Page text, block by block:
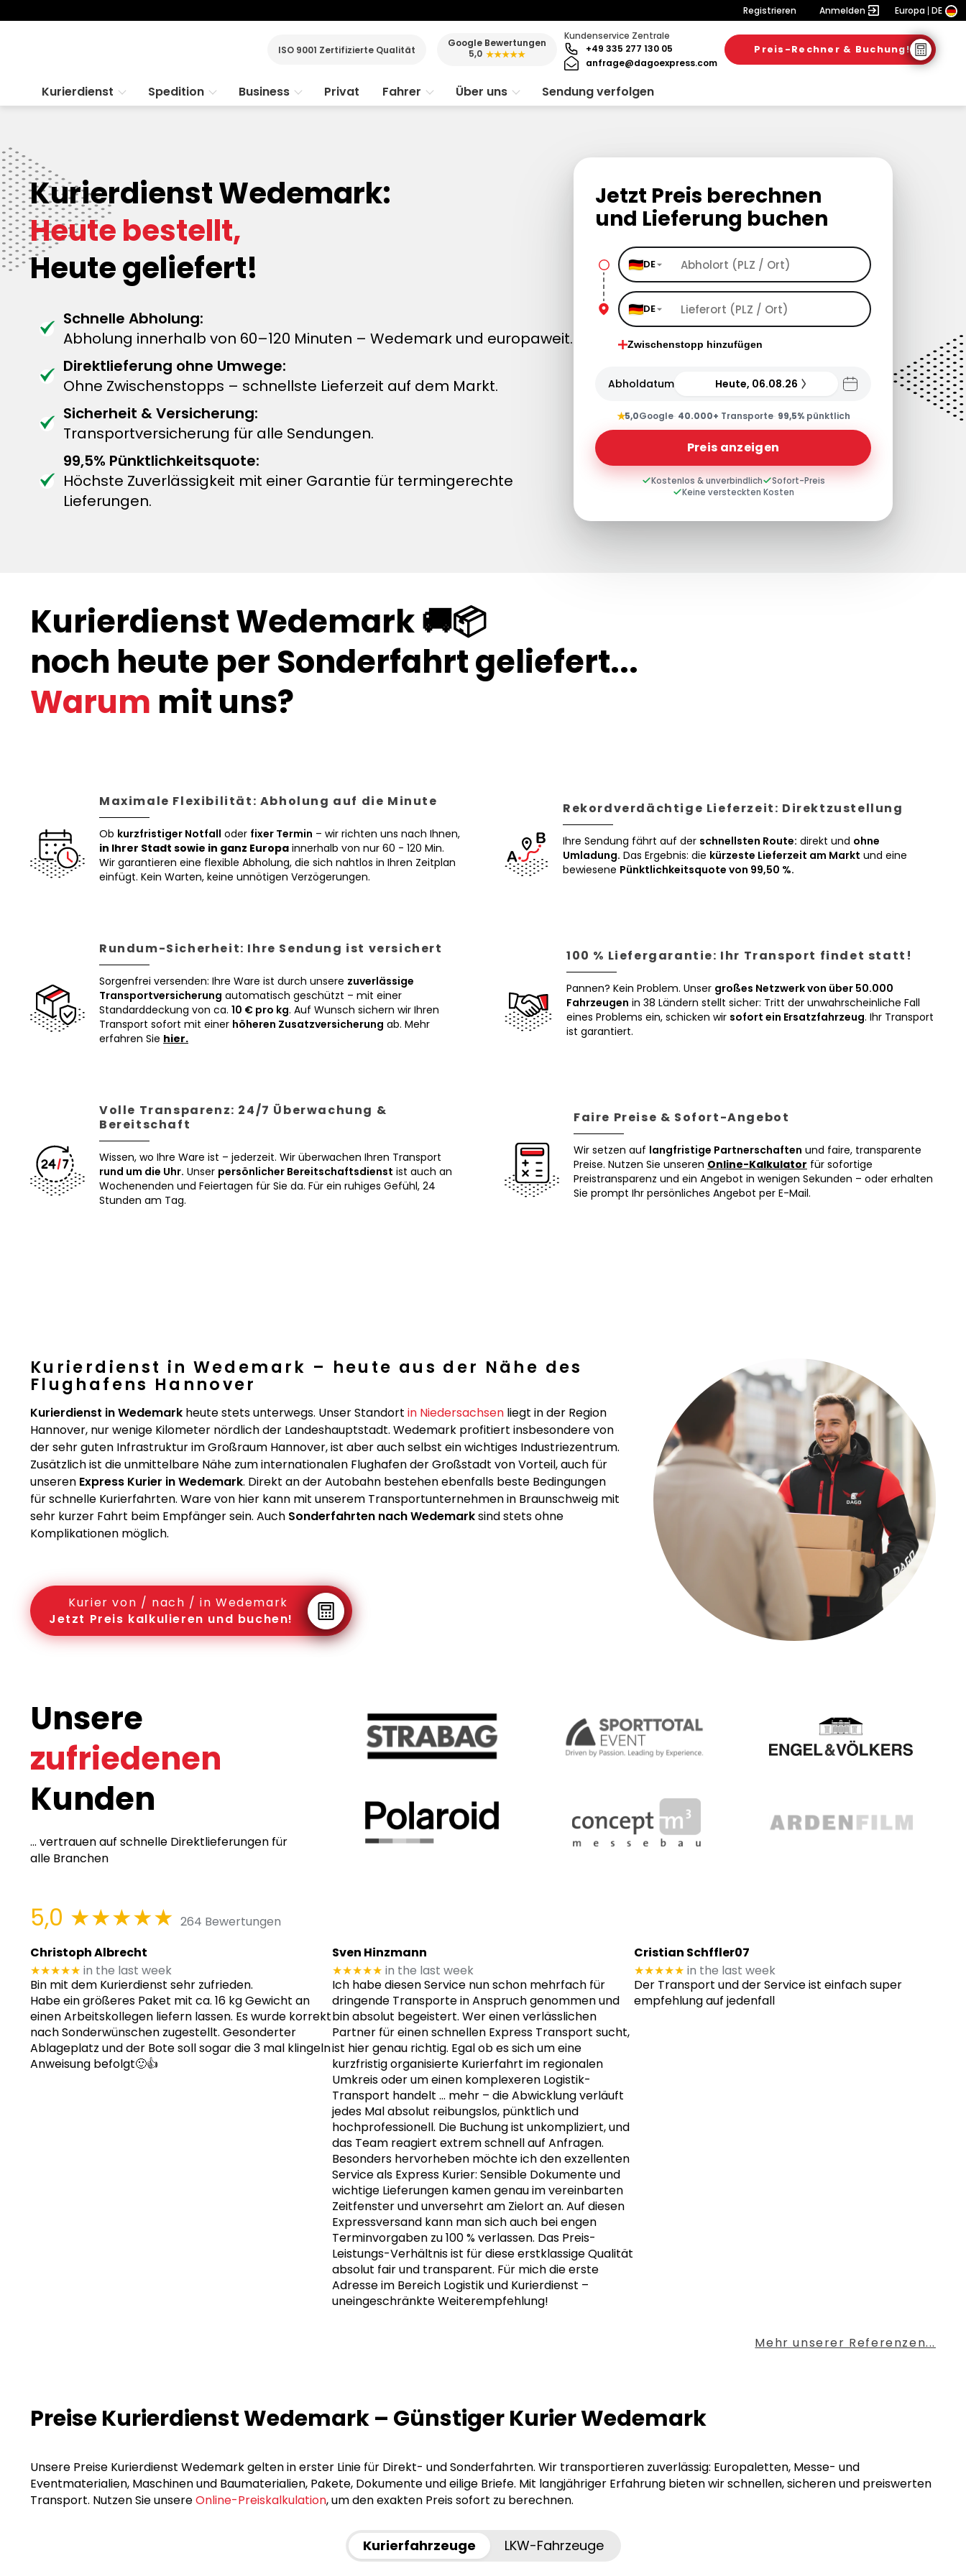
Registrieren Anmelden Europa DE
ISO 9001 Zertifizierte Qualität
Google Bewertungen
5,0 ★★★★★
Kundenservice Zentrale
+49 335 277 130 05
anfrage@dagoexpress.com
Preis-Rechner & Buchung!
Kurierdienst Spedition Business Privat Fahrer Über uns Sendung verfolgen
Kurierdienst Wedemark:
Heute bestellt,
Heute geliefert!
Schnelle Abholung:
Abholung innerhalb von 60–120 Minuten – Wedemark und europaweit.
Direktlieferung ohne Umwege:
Ohne Zwischenstopps – schnellste Lieferzeit auf dem Markt.
Sicherheit & Versicherung:
Transportversicherung für alle Sendungen.
99,5% Pünktlichkeitsquote:
Höchste Zuverlässigkeit mit einer Garantie für termingerechte
Lieferungen.
Jetzt Preis berechnen
und Lieferung buchen
DE
DE
Zwischenstopp hinzufügen
Abholdatum Heute, 06.08.26
★5,0Google· 40.000+ Transporte· 99,5%pünktlich
Preis anzeigen
Kostenlos & unverbindlich
Sofort-Preis
Keine versteckten Kosten
Kurierdienst Wedemark 🚚📦
noch heute per Sonderfahrt geliefert...
Warum mit uns?
Maximale Flexibilität: Abholung auf die Minute
Ob kurzfristiger Notfall oder fixer Termin – wir richten uns nach Ihnen,
in Ihrer Stadt sowie in ganz Europa innerhalb von nur 60 - 120 Min.
Wir garantieren eine flexible Abholung, die sich nahtlos in Ihren Zeitplan
einfügt. Kein Warten, keine unnötigen Verzögerungen.
Rekordverdächtige Lieferzeit: Direktzustellung
Ihre Sendung fährt auf der schnellsten Route: direkt und ohne
Umladung. Das Ergebnis: die kürzeste Lieferzeit am Markt und eine
bewiesene Pünktlichkeitsquote von 99,50 %.
Rundum-Sicherheit: Ihre Sendung ist versichert
Sorgenfrei versenden: Ihre Ware ist durch unsere zuverlässige
Transportversicherung automatisch geschützt – mit einer
Standarddeckung von ca. 10 € pro kg. Auf Wunsch sichern wir Ihren
Transport sofort mit einer höheren Zusatzversicherung ab. Mehr
erfahren Sie hier.
100 % Liefergarantie: Ihr Transport findet statt!
Pannen? Kein Problem. Unser großes Netzwerk von über 50.000
Fahrzeugen in 38 Ländern stellt sicher: Tritt der unwahrscheinliche Fall
eines Problems ein, schicken wir sofort ein Ersatzfahrzeug. Ihr Transport
ist garantiert.
Volle Transparenz: 24/7 Überwachung &
Bereitschaft
Wissen, wo Ihre Ware ist – jederzeit. Wir überwachen Ihren Transport
rund um die Uhr. Unser persönlicher Bereitschaftsdienst ist auch an
Wochenenden und Feiertagen für Sie da. Für ein ruhiges Gefühl, 24
Stunden am Tag.
Faire Preise & Sofort-Angebot
Wir setzen auf langfristige Partnerschaften und faire, transparente
Preise. Nutzen Sie unseren Online-Kalkulator für sofortige
Preistransparenz und ein Angebot in wenigen Sekunden – oder erhalten
Sie prompt Ihr persönliches Angebot per E-Mail.
Kurierdienst in Wedemark – heute aus der Nähe des
Flughafens Hannover
Kurierdienst in Wedemark heute stets unterwegs. Unser Standort in Niedersachsen liegt in der Region
Hannover, nur wenige Kilometer nördlich der Landeshauptstadt. Wedemark profitiert insbesondere von
der sehr guten Infrastruktur im Großraum Hannover, ist aber auch selbst ein wichtiges Industriezentrum.
Zusätzlich ist die unmittelbare Nähe zum internationalen Flughafen der Großstadt von Vorteil, auch für
unseren Express Kurier in Wedemark. Direkt an der Autobahn bestehen ebenfalls beste Bedingungen
für schnelle Kurierfahrten. Ware von hier kann mit unserem Transportunternehmen in Braunschweig mit
sehr kurzer Fahrt beim Empfänger sein. Auch Sonderfahrten nach Wedemarksind stets ohne
Komplikationen möglich.
Kurier von / nach / in Wedemark
Jetzt Preis kalkulieren und buchen!
Unsere
zufriedenen
Kunden
... vertrauen auf schnelle Direktlieferungen für
alle Branchen
5,0 ★★★★★ 264 Bewertungen
Christoph Albrecht
★★★★★ in the last week
Bin mit dem Kurierdienst sehr zufrieden.
Habe ein größeres Paket mit ca. 16 kg Gewicht an
einen Arbeitskollegen liefern lassen. Es wurde korrekt
nach Sonderwünschen zugestellt. Gesonderter
Ablageplatz und der Bote soll sogar die 3 mal klingeln
Anweisung befolgt🙂👍
Sven Hinzmann
★★★★★ in the last week
Ich habe diesen Service nun schon mehrfach für
dringende Transporte in Anspruch genommen und
bin absolut begeistert. Wer einen verlässlichen
Partner für einen schnellen Express Transport sucht,
ist hier genau richtig. Egal ob es sich um eine
kurzfristig organisierte Kurierfahrt im regionalen
Umkreis oder um einen komplexeren Logistik-
Transport handelt … mehr– die Abwicklung verläuft
jedes Mal absolut reibungslos, pünktlich und
hochprofessionell. Die Buchung ist unkompliziert, und
das Team reagiert extrem schnell auf Anfragen.
Besonders hervorheben möchte ich den exzellenten
Service als Express Kurier: Sensible Dokumente und
wichtige Lieferungen kamen genau im vereinbarten
Zeitfenster und unversehrt am Zielort an. Auf diesen
Expressversand kann man sich auch bei engen
Terminvorgaben zu 100 % verlassen. Das Preis-
Leistungs-Verhältnis ist für diese erstklassige Qualität
absolut fair und transparent. Für mich die erste
Adresse im Bereich Logistik und Kurierdienst –
uneingeschränkte Weiterempfehlung!
Cristian Schffler07
★★★★★ in the last week
Der Transport und der Service ist einfach super
empfehlung auf jedenfall
Mehr unserer Referenzen...
Preise Kurierdienst Wedemark – Günstiger Kurier Wedemark
Unsere Preise Kurierdienst Wedemark gelten in erster Linie für Direkt- und Sonderfahrten. Wir transportieren zuverlässig: Europaletten, Messe- und
Eventmaterialien, Maschinen und Baumaterialien, Pakete, Dokumente und eilige Briefe. Mit langjähriger Erfahrung bieten wir schnellen, sicheren und preiswerten
Transport. Nutzen Sie unsereOnline-Preiskalkulation, um den exakten Preis sofort zu berechnen.
Kurierfahrzeuge LKW-Fahrzeuge